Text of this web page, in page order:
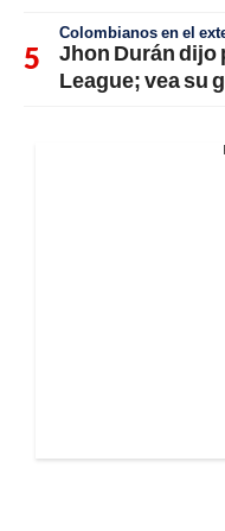
Colombianos en el
Jhon Durán dijo
League; vea su